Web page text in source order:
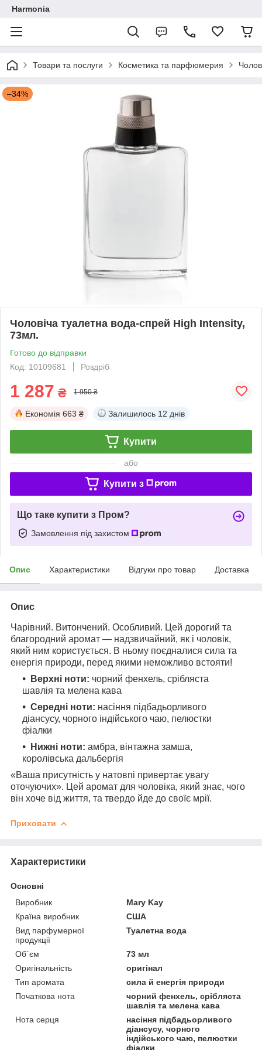
Harmonia
Товари та послуги Косметика та парфюмерия
–34%
Чоловіча туалетна вода-спрей High Intensity,
73мл.
Готово до відправки
Код: 10109681
Роздріб
1 287 ₴ 1 950 ₴
Економія 663 ₴ Залишилось 12 днів
Купити
або
Купити з
Що таке купити з Пром?
Замовлення під захистом
Опис Характеристики Відгуки про товар Доставка
Опис
Чарівний. Витончений. Особливий. Цей дорогий та
благородний аромат — надзвичайний, як і чоловік,
який ним користується. В ньому поєдналися сила та
енергія природи, перед якими неможливо встояти!
Верхні ноти: чорний фенхель, срібляста
шавлія та мелена кава
Середні ноти: насіння підбадьорливого
діансусу, чорного індійського чаю, пелюстки
фіалки
Нижні ноти: амбра, вінтажна замша,
королівська дальбергія
«Ваша присутність у натовпі привертає увагу
оточуючих». Цей аромат для чоловіка, який знає, чого
він хоче від життя, та твердо йде до своїє мрії.
Приховати
Характеристики
Основні
Виробник
Mary Kay
Країна виробник
США
Вид парфумерної
продукції
Туалетна вода
Об`єм
73 мл
Оригінальність
оригінал
Тип аромата
сила й енергія природи
Початкова нота
чорний фенхель, срібляста
шавлія та мелена кава
Нота серця
насіння підбадьорливого
діансусу, чорного
індійського чаю, пелюстки
фіалки